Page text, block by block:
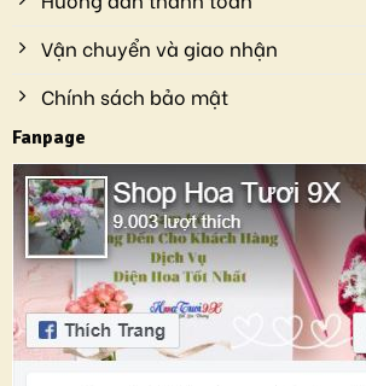
Vận chuyển và giao nhận
Chính sách bảo mật
Fanpage